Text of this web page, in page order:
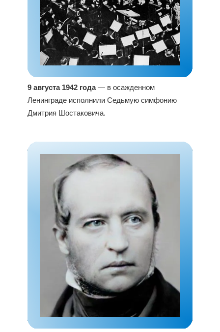
9 августа 1942 года— в осажденном
Ленинграде исполнили Седьмую симфонию
Дмитрия Шостаковича.